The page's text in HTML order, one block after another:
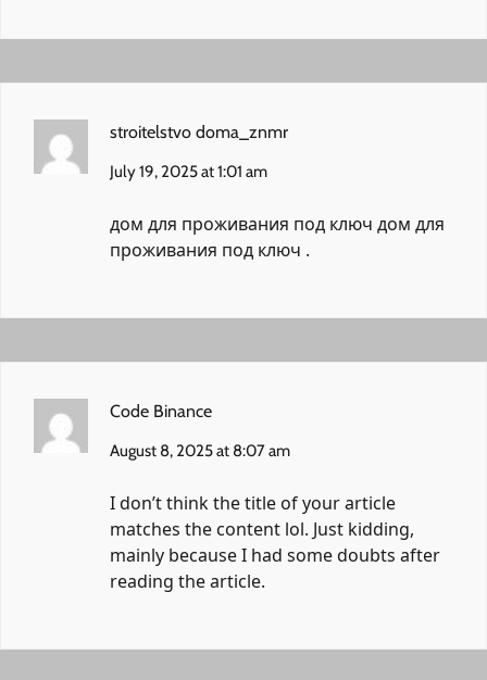
stroitelstvo doma_znmr
July 19, 2025 at 1:01 am
дом для проживания под ключ дом для
проживания под ключ .
Code Binance
August 8, 2025 at 8:07 am
I don’t think the title of your article
matches the content lol. Just kidding,
mainly because I had some doubts after
reading the article.